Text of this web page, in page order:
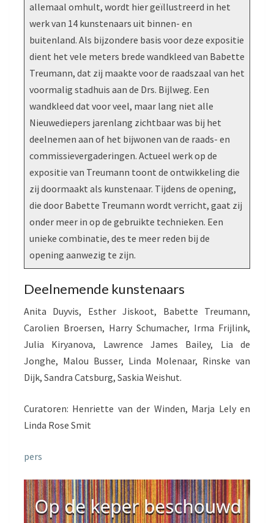
allemaal omhult, wordt hier geïllustreerd in het
werk van 14 kunstenaars uit binnen- en
buitenland. Als bijzondere basis voor deze expositie
dient het vele meters brede wandkleed van Babette
Treumann, dat zij maakte voor de raadszaal van het
voormalig stadhuis aan de Drs. Bijlweg. Een
wandkleed dat voor veel, maar lang niet alle
Nieuwediepers jarenlang zichtbaar was bij het
deelnemen aan of het bijwonen van de raads- en
commissievergaderingen. Actueel werk op de
expositie van Treumann toont de ontwikkeling die
zij doormaakt als kunstenaar. Tijdens de opening,
die door Babette Treumann wordt verricht, gaat zij
onder meer in op de gebruikte technieken. Een
unieke combinatie, des te meer reden bij de
opening aanwezig te zijn.
Deelnemende kunstenaars
Anita Duyvis, Esther Jiskoot, Babette Treumann,
Carolien Broersen, Harry Schumacher, Irma Frijlink,
Julia Kiryanova, Lawrence James Bailey, Lia de
Jonghe, Malou Busser, Linda Molenaar, Rinske van
Dijk, Sandra Catsburg, Saskia Weishut.
Curatoren: Henriette van der Winden, Marja Lely en
Linda Rose Smit
pers